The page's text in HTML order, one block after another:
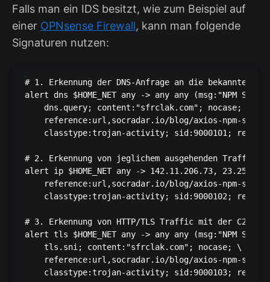
Falls man ein IDS besitzt, wie zum Beispiel auf
einer OPNsense Firewall, kann man folgende
Signaturen nutzen:
# 1. Erkennung der DNS-Anfrage an die bekannte C2-
alert dns $HOME_NET any -> any any (msg:"NPM
    dns.query; content:"sfrclak.com"; nocase; \
reference:url,socradar.io/blog/axios-npm-
    classtype:trojan-activity; sid:9000101; rev:1;)
# 2. Erkennung von jeglichem ausgehenden Traffic
alert ip $HOME_NET any -> 142.11.206.73,
reference:url,socradar.io/blog/axios-npm-
    classtype:trojan-activity; sid:9000102; rev:1;)
# 3. Erkennung von HTTP/TLS Traffic mit der C2-
alert tls $HOME_NET any -> any any (msg:"NPM
    tls.sni; content:"sfrclak.com"; nocase; \
reference:url,socradar.io/blog/axios-npm-
    classtype:trojan-activity; sid:9000103; rev:1;)